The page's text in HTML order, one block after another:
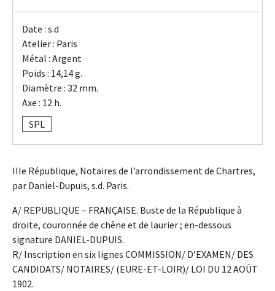
Date : s.d
Atelier : Paris
Métal : Argent
Poids : 14,14 g.
Diamètre : 32 mm.
Axe : 12 h.
SPL
IIIe République, Notaires de l’arrondissement de Chartres,
par Daniel-Dupuis, s.d. Paris.
A/ REPUBLIQUE – FRANÇAISE. Buste de la République à
droite, couronnée de chêne et de laurier ; en-dessous
signature DANIEL-DUPUIS.
R/ Inscription en six lignes COMMISSION/ D’EXAMEN/ DES
CANDIDATS/ NOTAIRES/ (EURE-ET-LOIR)/ LOI DU 12 AOÛT
1902.